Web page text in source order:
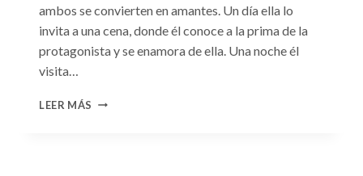
ambos se convierten en amantes. Un día ella lo
invita a una cena, donde él conoce a la prima de la
protagonista y se enamora de ella. Una noche él
visita…
LEER MÁS CONSULTA